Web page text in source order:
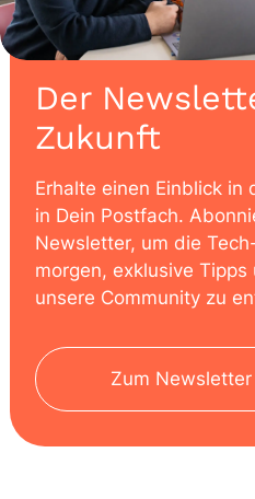
Der
Zukunft
Erhalte einen Einblick in
in Dein Postfach.
Newsletter, um die
morgen, exklusive
unsere Community zu
Zum